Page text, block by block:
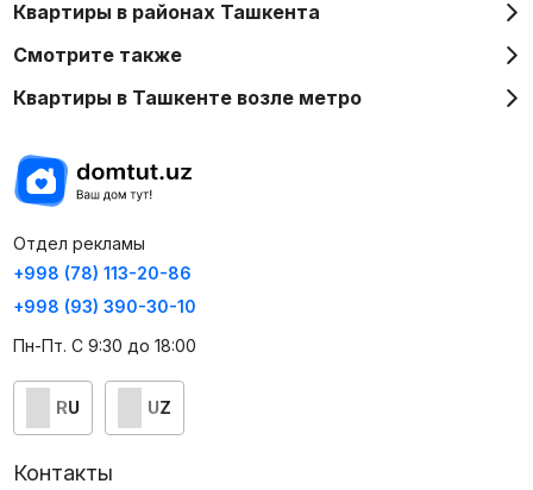
Квартиры в районах Ташкента
Смотрите также
Квартиры в Ташкенте возле метро
Отдел рекламы
+998 (78) 113-20-86
+998 (93) 390-30-10
Пн-Пт. С 9:30 до 18:00
RU UZ
Контакты